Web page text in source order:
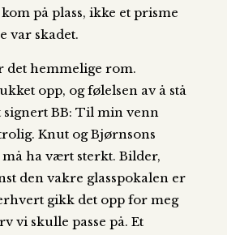
på plass, ikke et prisme
var skadet.
det hemmelige rom.
opp, og følelsen av å stå
signert BB: Til min venn
Knut og Bjørnsons
ha vært sterkt. Bilder,
den vakre glasspokalen er
gikk det opp for meg
vi skulle passe på. Et